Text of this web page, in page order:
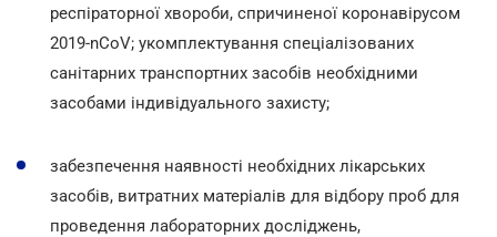
респіраторної хвороби, спричиненої коронавірусом
2019-nCoV; укомплектування спеціалізованих
санітарних транспортних засобів необхідними
засобами індивідуального захисту;
забезпечення наявності необхідних лікарських
засобів, витратних матеріалів для відбору проб для
проведення лабораторних досліджень,